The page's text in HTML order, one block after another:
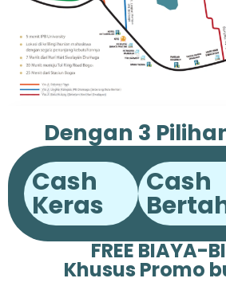
Dengan 3
Cash
Keras
Cash
FREE BIAYA-
Khusus Promo